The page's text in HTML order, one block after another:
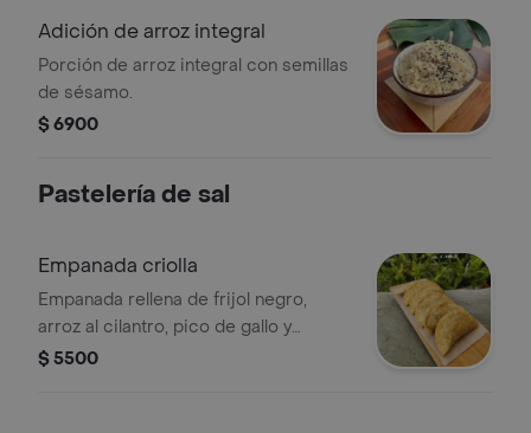
Adición de arroz integral
Porción de arroz integral con semillas
de sésamo.
$ 6900
Pastelería de sal
Empanada criolla
Empanada rellena de frijol negro,
arroz al cilantro, pico de gallo y
chipotle.
$ 5500